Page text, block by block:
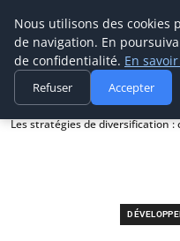
Prospection Pro
Accueil
Développement
Les stratégies de diversification
Nous utilisons des cookies
de navigation. En
de confidentialité. En
Refuser Accepter